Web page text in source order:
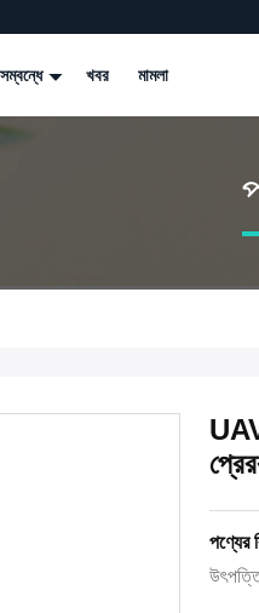
খবর মামলা
পণ্যের